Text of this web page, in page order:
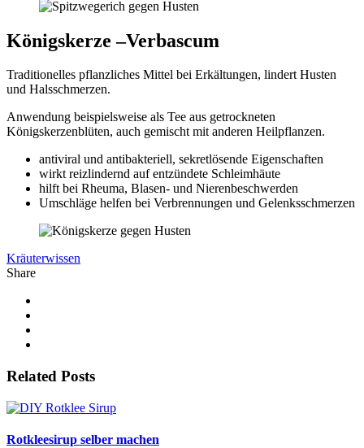
Königskerze –Verbascum
Traditionelles pflanzliches Mittel bei Erkältungen, lindert Husten
und Halsschmerzen.
Anwendung beispielsweise als Tee aus getrockneten
Königskerzenblüten, auch gemischt mit anderen Heilpflanzen.
antiviral und antibakteriell, sekretlösende Eigenschaften
wirkt reizlindernd auf entzündete Schleimhäute
hilft bei Rheuma, Blasen- und Nierenbeschwerden
Umschläge helfen bei Verbrennungen und Gelenksschmerzen
Kräuterwissen
Share
Related Posts
Rotkleesirup selber machen